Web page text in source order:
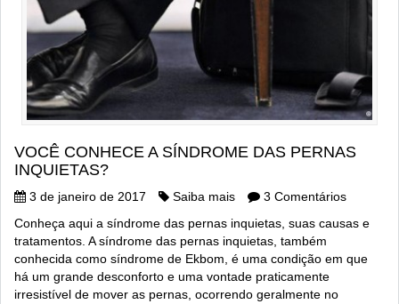
VOCÊ CONHECE A SÍNDROME DAS PERNAS
INQUIETAS?
3 de janeiro de 2017 Saiba mais
3 Comentários
Conheça aqui a síndrome das pernas inquietas, suas causas e
tratamentos. A síndrome das pernas inquietas, também
conhecida como síndrome de Ekbom, é uma condição em que
há um grande desconforto e uma vontade praticamente
irresistível de mover as pernas, ocorrendo geralmente no